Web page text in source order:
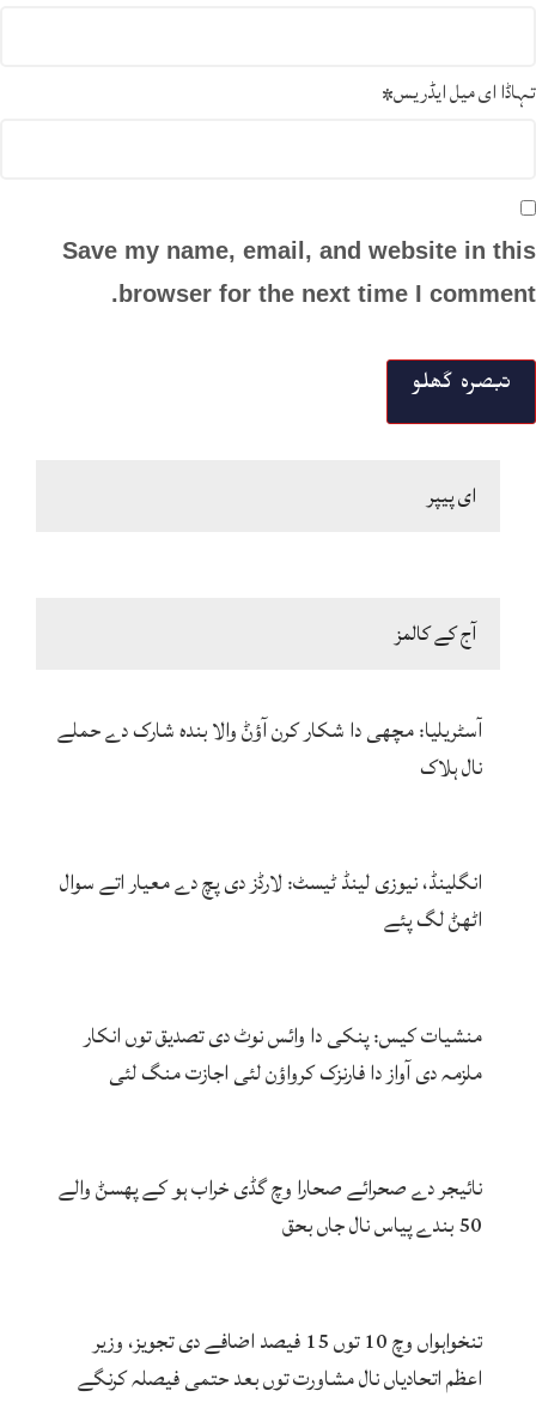
تہاڈا ای میل ایڈریس*
Save my name, email, and website in this
browser for the next time I comment.
ای پیپر
آج کے کالمز
آسٹریلیا: مچھی دا شکار کرن آؤݨ والا بندہ شارک دے حملے
نال ہلاک
انگلینڈ، نیوزی لینڈ ٹیسٹ: لارڈز دی پچ دے معیار اتے سوال
اٹھݨ لگ پئے
منشیات کیس: پنکی دا وائس نوٹ دی تصدیق توں انکار
ملزمہ دی آواز دا فارنزک کرواؤن لئی اجازت منگ لئی
نائیجر دے صحرائے صحارا وچ گڈی خراب ہو کے پھسݨ والے
50 بندے پیاس نال جاں بحق
تنخواہواں وچ 10 توں 15 فیصد اضافے دی تجویز، وزیر
اعظم اتحادیاں نال مشاورت توں بعد حتمی فیصلہ کرنگے